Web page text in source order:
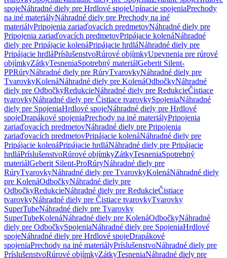
spojeNáhradné diely pre Hrdlové spojeUpínacie spojeniaPrechody
na iné materiályNáhradné diely pre Prechody na iné
materiályPripojenia zariaďovacích predmetovNáhradné diely pre
Pripojenia zariaďovacích predmetovPripájacie kolenáNáhradné
diely pre Pripájacie kolenáPripájacie hrdláNáhradné diely pre
Pripájacie hrdláPríslušenstvoRúrové objímkyUpevnenia pre rúrové
objímkyZátkyTesneniaSpotrebný materiálGeberit Silent-
PPRúryNáhradné diely pre RúryTvarovkyNáhradné diely pre
TvarovkyKolenáNáhradné diely pre KolenáOdbočkyNáhradné
diely pre OdbočkyRedukcieNáhradné diely pre RedukcieČistiace
tvarovkyNáhradné diely pre Čistiace tvarovkySpojeniaNáhradné
diely pre SpojeniaHrdlové spojeNáhradné diely pre Hrdlové
spojeDrapákové spojeniaPrechody na iné materiályPripojenia
zariaďovacích predmetovNáhradné diely pre Pripojenia
zariaďovacích predmetovPripájacie kolenáNáhradné diely pre
Pripájacie kolenáPripájacie hrdláNáhradné diely pre Pripájacie
hrdláPríslušenstvoRúrové objímkyZátkyTesneniaSpotrebný
materiálGeberit Silent-ProRúryNáhradné diely pre
RúryTvarovkyNáhradné diely pre TvarovkyKolenáNáhradné diely
pre KolenáOdbočkyNáhradné diely pre
OdbočkyRedukcieNáhradné diely pre RedukcieČistiace
tvarovkyNáhradné diely pre Čistiace tvarovkyTvarovky
SuperTubeNáhradné diely pre Tvarovky
SuperTubeKolenáNáhradné diely pre KolenáOdbočkyNáhradné
diely pre OdbočkySpojeniaNáhradné diely pre SpojeniaHrdlové
spojeNáhradné diely pre Hrdlové spojeDrapákové
spojeniaPrechody na iné materiályPríslušenstvoNáhradné diely pre
PríslušenstvoRúrové objímkyZátkyTesneniaNáhradné diely pre